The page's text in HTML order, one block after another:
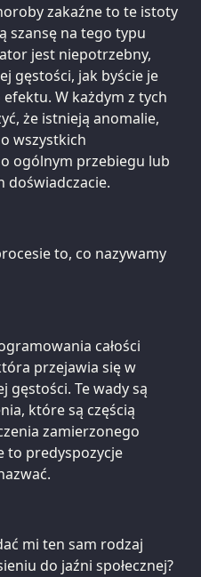
zakaźne to te istoty
szansę na tego typu
jest niepotrzebny,
gęstości, jak byście je
W każdym z tych
że istnieją anomalie,
wszystkich
ogólnym przebiegu lub
doświadczacie.
to, co nazywamy
całości
przejawia się w
gęstości. Te wady są
które są częścią
zamierzonego
to predyspozycje
mi ten sam rodzaj
do jaźni społecznej?